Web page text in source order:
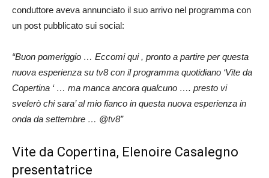
conduttore aveva annunciato il suo arrivo nel programma con
un post pubblicato sui social:
“Buon pomeriggio … Eccomi qui , pronto a partire per questa
nuova esperienza su tv8 con il programma quotidiano ‘Vite da
Copertina ‘ … ma manca ancora qualcuno …. presto vi
svelerò chi sara’ al mio fianco in questa nuova esperienza in
onda da settembre … @tv8”
Vite da Copertina, Elenoire Casalegno
presentatrice